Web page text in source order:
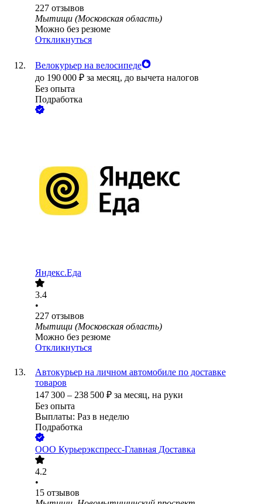
227 отзывов
Мытищи (Московская область)
Можно без резюме
Откликнуться
Велокурьер на велосипеде
до 190 000 ₽ за месяц, до вычета налогов
Без опыта
Подработка
Яндекс.Еда
3.4
•
227 отзывов
Мытищи (Московская область)
Можно без резюме
Откликнуться
Автокурьер на личном автомобиле по доставке
товаров
147 300 – 238 500 ₽ за месяц, на руки
Без опыта
Выплаты: Раз в неделю
Подработка
ООО Курьерэкспресс-Главная Доставка
4.2
•
15 отзывов